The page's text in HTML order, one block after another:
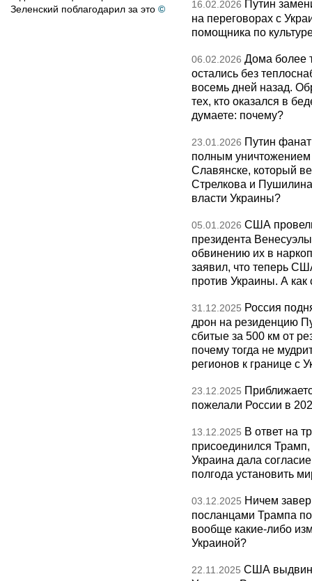
Зеленский поблагодарил за это © 16.02.2026 Путин
на переговорах с
помощника по
06.02.2026 Дома более
остались без
восемь дней назад.
тех, кто оказался в
думаете: почему?
23.01.2026 Путин
полным уничтожением
Славянске, который
Стрелкова и Пушилина
власти Украины?
05.01.2026 США
президента
обвинению их в
заявил, что теперь
против Украины. А как
31.12.2025 Россия
дрон на резиденцию
сбитые за 500 км от
почему тогда не
регионов к границе с
23.12.2025
пожелали России в
13.12.2025 В ответ на
присоединился
Украина дала
полгода установить
03.12.2025 Ничем
посланцами Трампа
вообще какие-либо
Украиной?
22.11.2025 США